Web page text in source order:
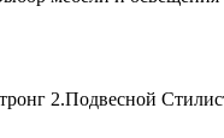
2.Подвесной